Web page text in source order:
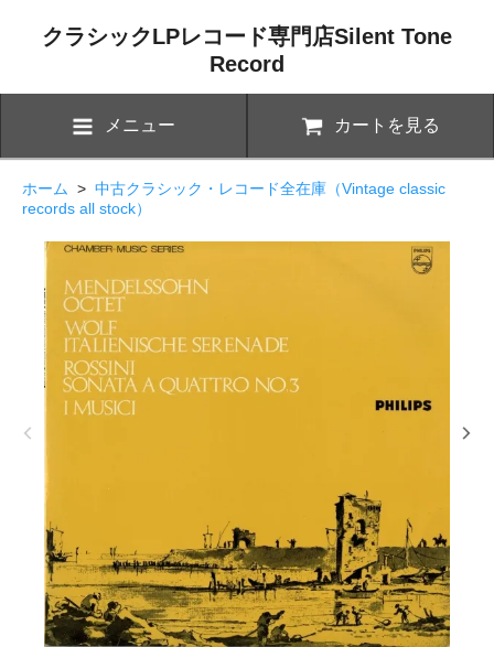
クラシックLPレコード専門店Silent Tone
Record
メニュー カートを見る
ホーム > 中古クラシック・レコード全在庫（Vintage classic
records all stock）